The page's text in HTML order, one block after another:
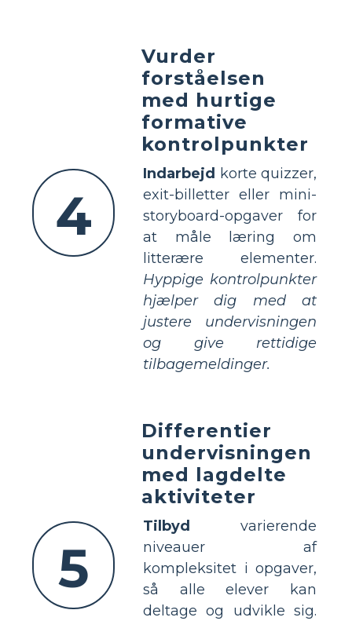
4
Vurder
forståelsen
med hurtige
formative
kontrolpunkter
Indarbejd korte quizzer,
exit-billetter eller mini-
storyboard-opgaver for
at måle læring om
litterære elementer.
Hyppige kontrolpunkter
hjælper dig med at
justere undervisningen
og give rettidige
tilbagemeldinger.
5
Differentier
undervisningen
med lagdelte
aktiviteter
Tilbyd
varierende
niveauer af
kompleksitet i opgaver,
så alle elever kan
deltage og udvikle sig.